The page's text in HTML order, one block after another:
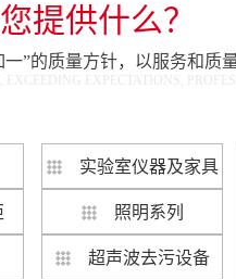
提供什么？
”的质量方针，以服务和质
EXPECTATIONS,
实验室仪器及家具
照明系列
超声波去污设备